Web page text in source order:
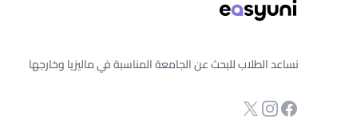
نساعد الطلاب للبحث عن الجامعة المناسبة في ماليزيا وخارجها
صفحة الفيسبوك
انستجرام
Twitter